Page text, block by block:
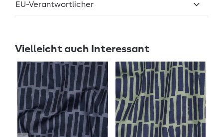
EU-Verantwortlicher
Vielleicht auch Interessant